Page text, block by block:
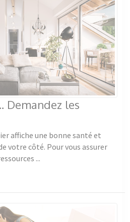
Demandez les
affiche une bonne santé et
votre côté. Pour vous assurer
...